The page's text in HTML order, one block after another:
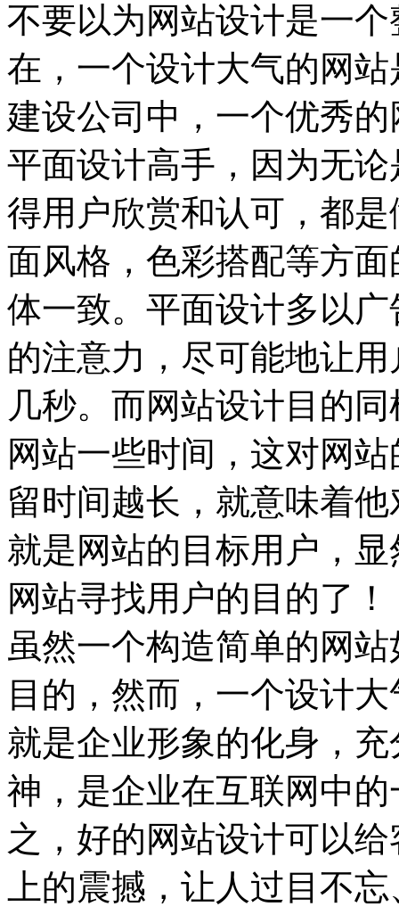
不要以为网站设计是一
在，一个设计大气的网
建设公司中，一个优秀
平面设计高手，因为无
得用户欣赏和认可，都
面风格，色彩搭配等方
体一致。平面设计多以
的注意力，尽可能地让
几秒。而网站设计目的
网站一些时间，这对网
留时间越长，就意味着
就是网站的目标用户，
网站寻找用户的目的了！
虽然一个构造简单的网
目的，然而，一个设计
就是企业形象的化身，
神，是企业在互联网中
之，好的网站设计可以
上的震撼，让人过目不